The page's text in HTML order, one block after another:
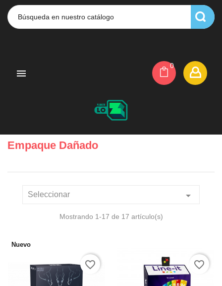

0
Empaque Dañado
Seleccionar 
Mostrando 1-17 de 17 artículo(s)
Nuevo
favorite_border favorite_border